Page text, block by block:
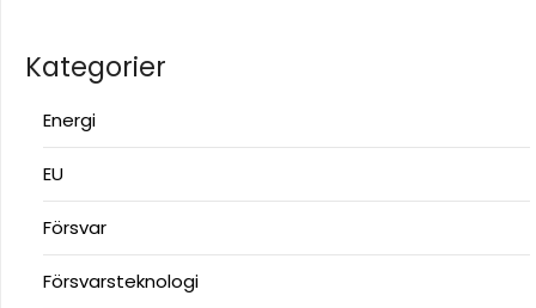
Kategorier
Energi
EU
Försvar
Försvarsteknologi